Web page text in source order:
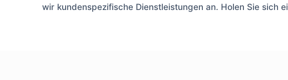
wir kundenspezifische Dienstleistungen an. Holen Sie sich